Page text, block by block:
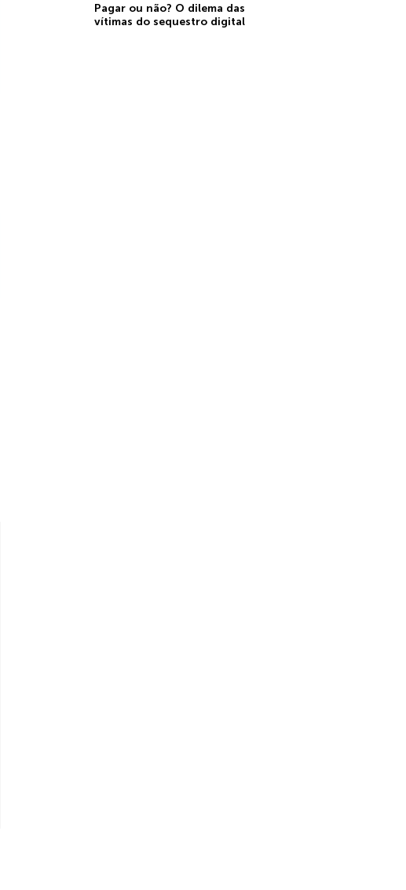
Pagar ou não? O dilema das
vítimas do sequestro digital